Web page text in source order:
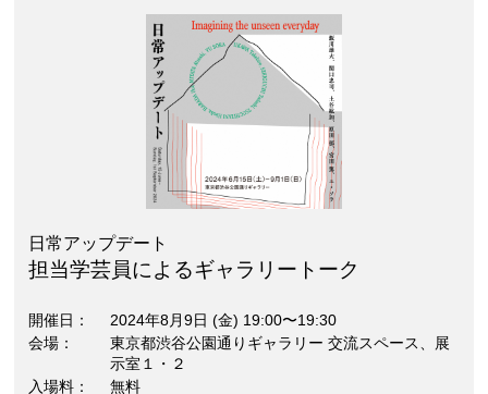
日常アップデート
担当学芸員によるギャラリートーク
開催日
2024年8月9日 (金) 19:00〜19:30
会場
東京都渋谷公園通りギャラリー 交流スペース、展
示室１・２
入場料
無料